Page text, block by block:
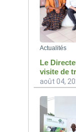
Actualités
Le
visite de
août 04,